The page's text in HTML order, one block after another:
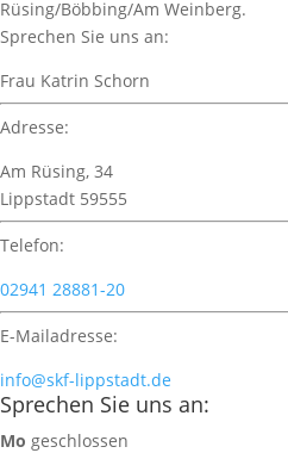
Rüsing/Böbbing/Am Weinberg.
Sprechen Sie uns an:
Frau Katrin Schorn
Adresse:
Am Rüsing, 34
Lippstadt 59555
Telefon:
02941 28881-20
E-Mailadresse:
info@skf-lippstadt.de
Sprechen Sie uns an:
Mo geschlossen